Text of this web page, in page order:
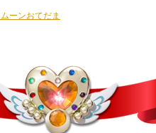
ーンおてだま